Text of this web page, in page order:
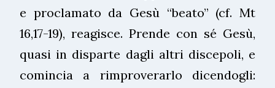
e proclamato da Gesù “beato” (cf. Mt
16,17-19), reagisce. Prende con sé Gesù,
quasi in disparte dagli altri discepoli, e
comincia a rimproverarlo dicendogli: